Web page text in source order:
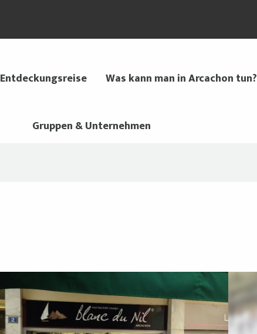
Entdeckungsreise Was kann man in Arcachon tun?
Gruppen & Unternehmen